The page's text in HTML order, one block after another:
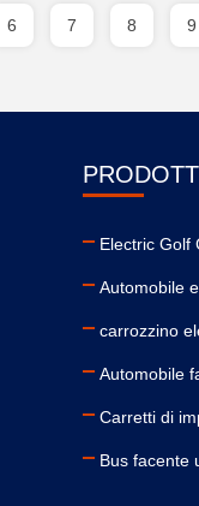
6 7 8 9
Electric Golf
Automobile
carrozzino
Automobile
Carretti di
Bus facente